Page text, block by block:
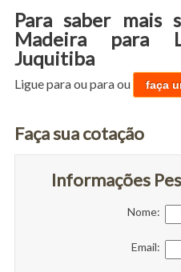
Para saber mais
Madeira para
Juquitiba
Ligue paraou paraou faça
Faça sua cotação
Informações
Nome:
Email: